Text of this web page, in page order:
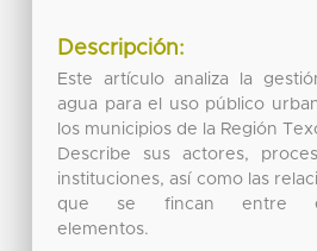
Descripción:
Este artículo analiza la
agua para el uso público
los municipios de la Región
Describe sus actores,
instituciones, así como las
que se fincan entre
elementos.